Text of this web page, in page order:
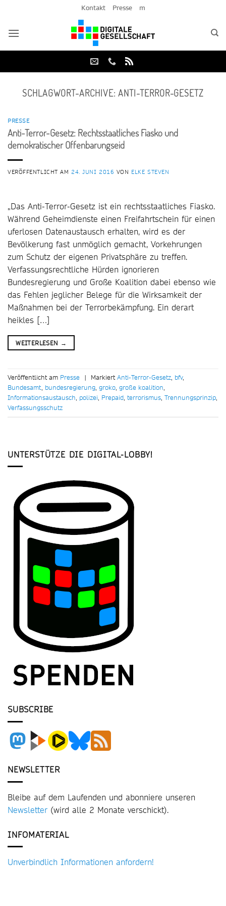
springen
Kontakt Presse m
SCHLAGWORT-ARCHIVE:ANTI-TERROR-GESETZ
PRESSE
Anti-Terror-Gesetz: Rechtsstaatliches Fiasko und
demokratischer Offenbarungseid
VERÖFFENTLICHT AM 24. JUNI 2016 VON ELKE STEVEN
„Das Anti-Terror-Gesetz ist ein rechtsstaatliches Fiasko.
Während Geheimdienste einen Freifahrtschein für einen
uferlosen Datenaustausch erhalten, wird es der
Bevölkerung fast unmöglich gemacht, Vorkehrungen
zum Schutz der eigenen Privatsphäre zu treffen.
Verfassungsrechtliche Hürden ignorieren
Bundesregierung und Große Koalition dabei ebenso wie
das Fehlen jeglicher Belege für die Wirksamkeit der
Maßnahmen bei der Terrorbekämpfung. Ein derart
heikles […]
WEITERLESEN →
Veröffentlicht am Presse | MarkiertAnti-Terror-Gesetz, bfv,
Bundesamt, bundesregierung, groko, große koalition,
Informationsaustausch, polizei, Prepaid, terrorismus, Trennungsprinzip,
Verfassungsschutz
UNTERSTÜTZE DIE DIGITAL-LOBBY!
SUBSCRIBE
NEWSLETTER
Bleibe auf dem Laufenden und abonniere unseren
Newsletter (wird alle 2 Monate verschickt).
INFOMATERIAL
Unverbindlich Informationen anfordern!